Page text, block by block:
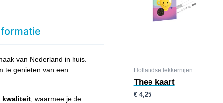
van Nederland in huis.
te genieten van een
kwaliteit , waarmee je de
Hollandse lekkernijen
Thee kaart
€4,25